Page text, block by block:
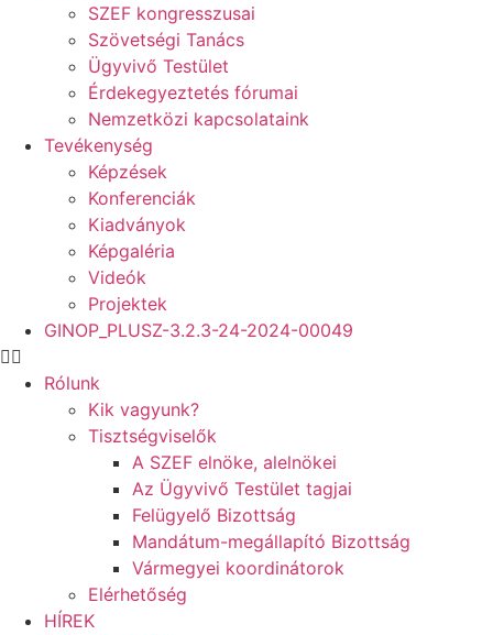
SZEF kongresszusai
Szövetségi Tanács
Ügyvivő Testület
Érdekegyeztetés fórumai
Nemzetközi kapcsolataink
Tevékenység
Képzések
Konferenciák
Kiadványok
Képgaléria
Videók
Projektek
GINOP_PLUSZ-3.2.3-24-2024-00049
Rólunk
Kik vagyunk?
Tisztségviselők
A SZEF elnöke, alelnökei
Az Ügyvivő Testület tagjai
Felügyelő Bizottság
Mandátum-megállapító Bizottság
Vármegyei koordinátorok
Elérhetőség
HÍREK